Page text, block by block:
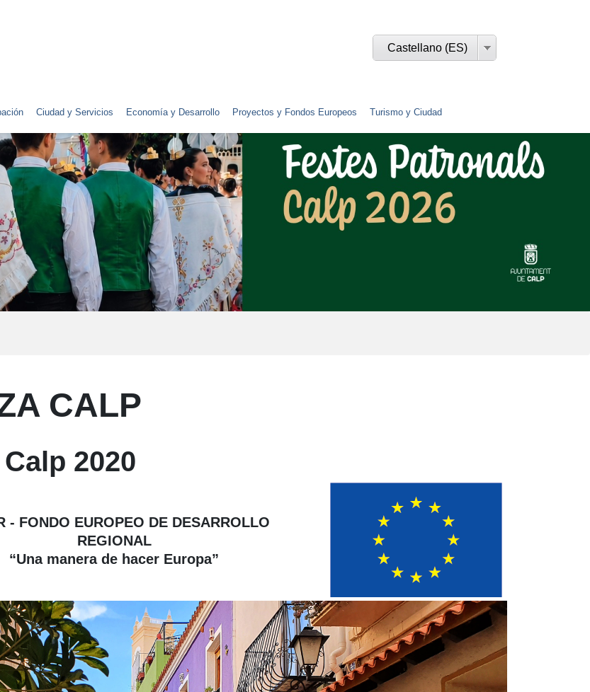
Castellano (ES)
Ciudad y Servicios Economía y Desarrollo Proyectos y Fondos Europeos Turismo y Ciudad
CALP
2020
- FONDO EUROPEO DE DESARROLLO
REGIONAL
“Una manera de hacer Europa”